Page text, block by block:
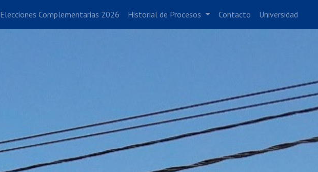
Elecciones Complementarias 2026 Historial de Procesos Contacto Universidad